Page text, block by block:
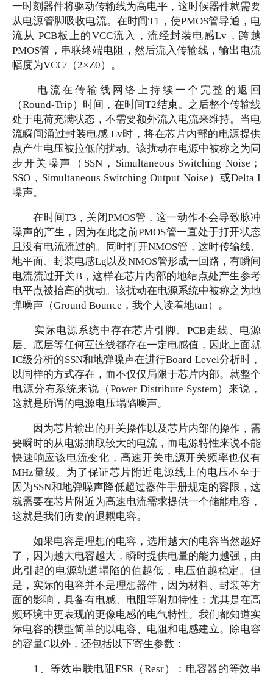
一时刻器件将驱动传输线为高电平，这时候器件就需要
从电源管脚吸收电流。在时间T1，使PMOS管导通，电
流从 PCB板上的VCC流入，流经封装电感Lv，跨越
PMOS管，串联终端电阻，然后流入传输线，输出电流
幅度为VCC/（2×Z0）。
电流在传输线网络上持续一个完整的返回
（Round-Trip）时间，在时间T2结束。之后整个传输线
处于电荷充满状态，不需要额外流入电流来维持。当电
流瞬间涌过封装电感 Lv时，将在芯片内部的电源提供
点产生电压被拉低的扰动。该扰动在电源中被称之为同
步开关噪声（SSN，Simultaneous Switching Noise；
SSO，Simultaneous Switching Output Noise）或Delta I
噪声。
在时间T3，关闭PMOS管，这一动作不会导致脉冲
噪声的产生，因为在此之前PMOS管一直处于打开状态
且没有电流流过的。同时打开NMOS管，这时传输线、
地平面、封装电感Lg以及NMOS管形成一回路，有瞬间
电流流过开关B，这样在芯片内部的地结点处产生参考
电平点被抬高的扰动。该扰动在电源系统中被称之为地
弹噪声（Ground Bounce，我个人读着地tan）。
实际电源系统中存在芯片引脚、PCB走线、电源
层、底层等任何互连线都存在一定电感值，因此上面就
IC级分析的SSN和地弹噪声在进行Board Level分析时，
以同样的方式存在，而不仅仅局限于芯片内部。就整个
电源分布系统来说（Power Distribute System）来说，
这就是所谓的电源电压塌陷噪声。
因为芯片输出的开关操作以及芯片内部的操作，需
要瞬时的从电源抽取较大的电流，而电源特性来说不能
快速响应该电流变化，高速开关电源开关频率也仅有
MHz量级。为了保证芯片附近电源线上的电压不至于
因为SSN和地弹噪声降低超过器件手册规定的容限，这
就需要在芯片附近为高速电流需求提供一个储能电容，
这就是我们所要的退耦电容。
如果电容是理想的电容，选用越大的电容当然越好
了，因为越大电容越大，瞬时提供电量的能力越强，由
此引起的电源轨道塌陷的值越低，电压值越稳定。但
是，实际的电容并不是理想器件，因为材料、封装等方
面的影响，具备有电感、电阻等附加特性；尤其是在高
频环境中更表现的更像电感的电气特性。我们都知道实
际电容的模型简单的以电容、电阻和电感建立。除电容
的容量C以外，还包括以下寄生参数：
1、等效串联电阻ESR（Resr）：电容器的等效串